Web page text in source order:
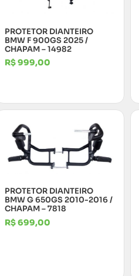
PROTETOR DIANTEIRO
BMW F 900GS 2025 /
CHAPAM – 14982
R$999,00
PROTETOR DIANTEIRO
BMW G 650GS 2010-2016 /
CHAPAM – 7818
R$699,00